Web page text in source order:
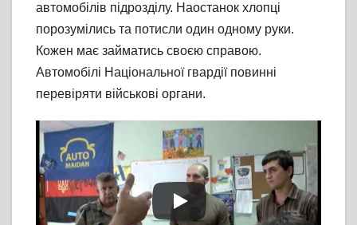
автомобілів підрозділу. Наостанок хлопці
порозумілись та потисли один одному руки.
Кожен має займатись своєю справою.
Автомобілі Національної гвардії повинні
перевіряти військові органи.